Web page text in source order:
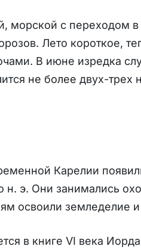
морской с переходом
Лето короткое,
В июне изредка
не более двух-
Карелии
н. э. Они занимались
освоили земледелие
в книге VI века